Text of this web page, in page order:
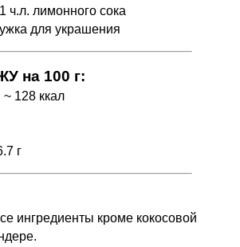
ч.л. лимонного сока
для украшения
на 100 г:
~ 128 ккал
г
ингредиенты кроме кокосовой